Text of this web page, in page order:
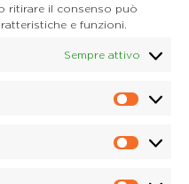
ritirare il consenso può
e funzioni.
Sempre attivo
(BL)